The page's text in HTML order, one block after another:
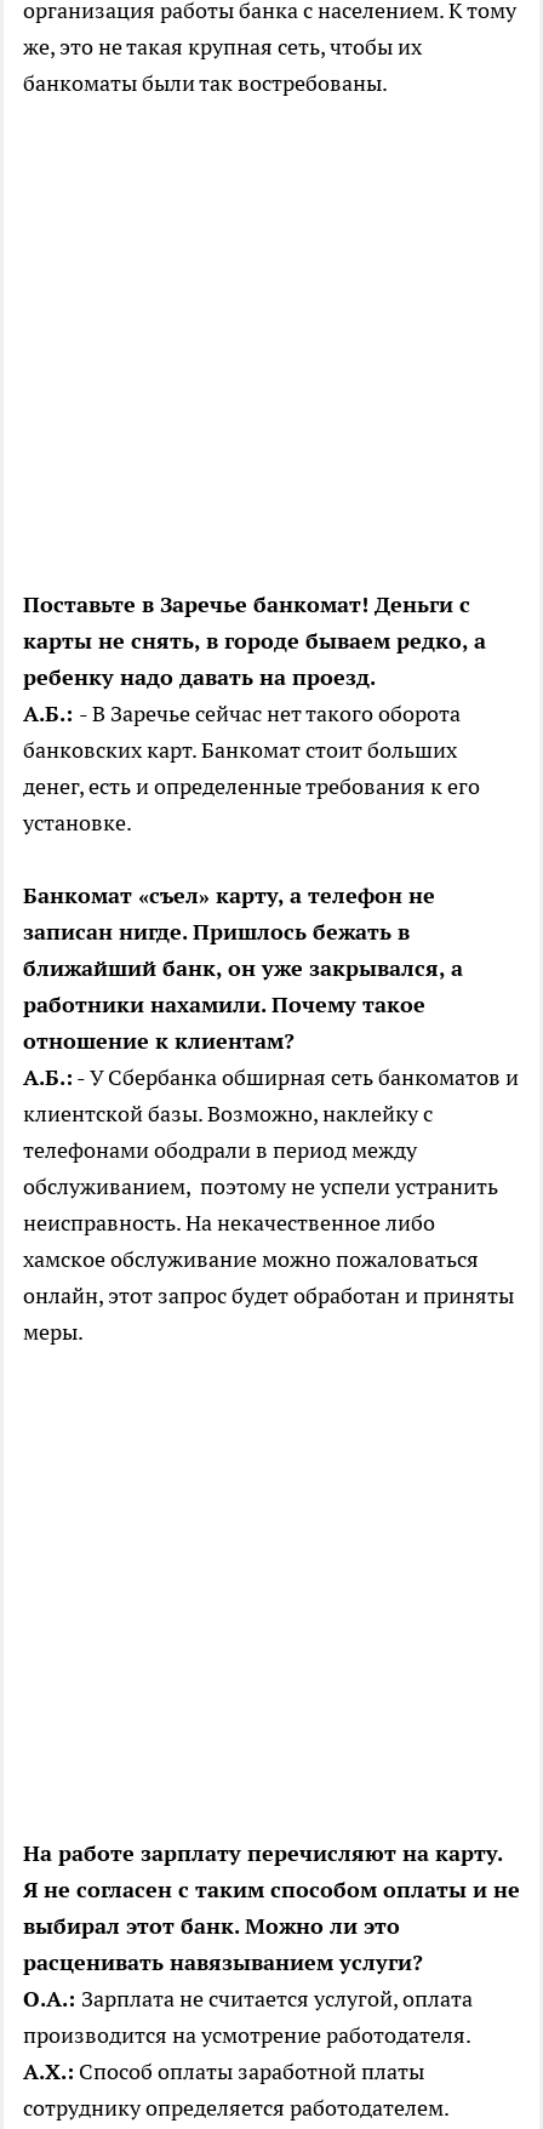
организация работы банка с населением. К тому
же, это не такая крупная сеть, чтобы их
банкоматы были так востребованы.
Поставьте в Заречье банкомат! Деньги с
карты не снять, в городе бываем редко, а
ребенку надо давать на проезд.
А.Б.: - В Заречье сейчас нет такого оборота
банковских карт. Банкомат стоит больших
денег, есть и определенные требования к его
установке.
Банкомат «съел» карту, а телефон не
записан нигде. Пришлось бежать в
ближайший банк, он уже закрывался, а
работники нахамили. Почему такое
отношение к клиентам?
А.Б.: - У Сбербанка обширная сеть банкоматов и
клиентской базы. Возможно, наклейку с
телефонами ободрали в период между
обслуживанием, поэтому не успели устранить
неисправность. На некачественное либо
хамское обслуживание можно пожаловаться
онлайн, этот запрос будет обработан и приняты
меры.
На работе зарплату перечисляют на карту.
Я не согласен с таким способом оплаты и не
выбирал этот банк. Можно ли это
расценивать навязыванием услуги?
О.А.: Зарплата не считается услугой, оплата
производится на усмотрение работодателя.
А.Х.: Способ оплаты заработной платы
сотруднику определяется работодателем.